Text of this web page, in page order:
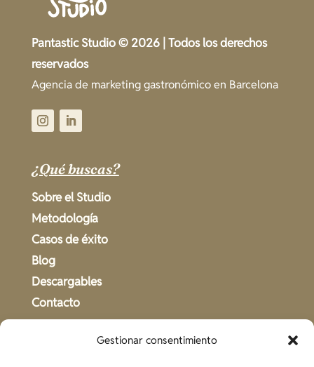
Gestionar consentimiento
Pantastic Studio © 2026 | Todos los derechos
reservados
Agencia de marketing gastronómico en Barcelona
¿Qué buscas?
Sobre el Studio
Metodología
Casos de éxito
Blog
Descargables
Contacto